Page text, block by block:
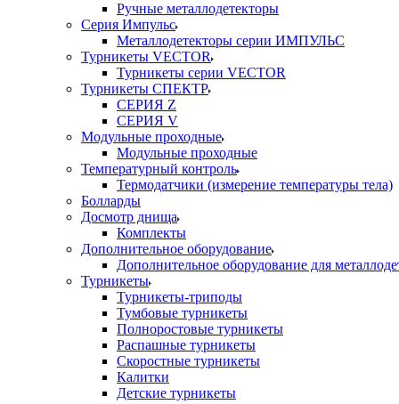
Ручные металлодетекторы
Серия Импульс
Металлодетекторы серии ИМПУЛЬС
Турникеты VECTOR
Турникеты серии VECTOR
Турникеты СПЕКТР
СЕРИЯ Z
СЕРИЯ V
Модульные проходные
Модульные проходные
Температурный контроль
Термодатчики (измерение температуры тела)
Болларды
Досмотр днища
Комплекты
Дополнительное оборудование
Дополнительное оборудование для
Турникеты
Турникеты-триподы
Тумбовые турникеты
Полноростовые турникеты
Распашные турникеты
Скоростные турникеты
Калитки
Детские турникеты